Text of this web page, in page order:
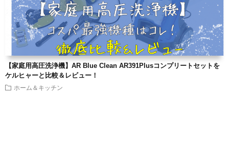
【家庭用高圧洗浄機】AR Blue Clean AR391Plusコンプリートセットを
ケルヒャーと比較＆レビュー！
ホーム＆キッチン